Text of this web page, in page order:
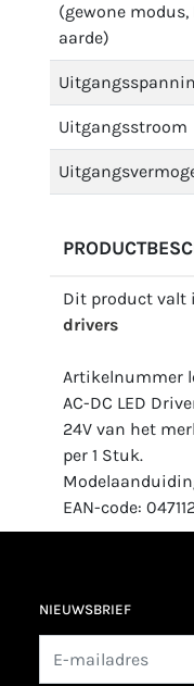
(gewone modus,
aarde)
Uitgangsstroom
Dit product valt
drivers
Artikelnummer
AC-DC LED
24V van het
per 1 Stuk.
EAN-code:
NIEUWSBRIEF